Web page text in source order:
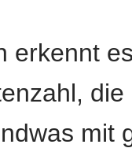
erkennt
mit